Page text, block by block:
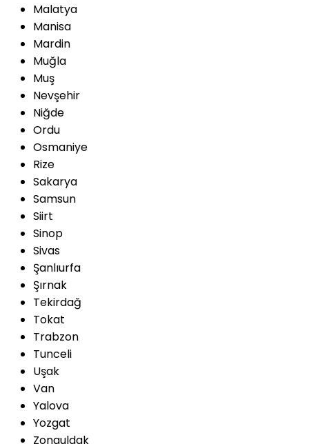
Malatya
Manisa
Mardin
Muğla
Muş
Nevşehir
Niğde
Ordu
Osmaniye
Rize
Sakarya
Samsun
Siirt
Sinop
Sivas
Şanlıurfa
Şırnak
Tekirdağ
Tokat
Trabzon
Tunceli
Uşak
Van
Yalova
Yozgat
Zonguldak